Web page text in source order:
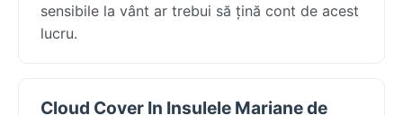
sensibile la vânt ar trebui să țină cont de acest
lucru.
Cloud Cover In Insulele Mariane de